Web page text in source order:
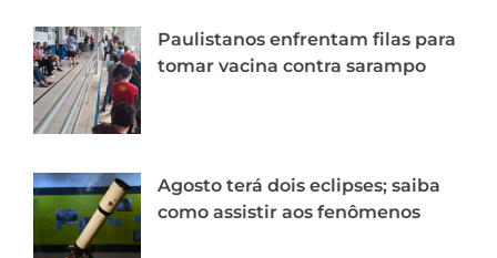
Paulistanos enfrentam filas para
tomar vacina contra sarampo
Agosto terá dois eclipses; saiba
como assistir aos fenômenos